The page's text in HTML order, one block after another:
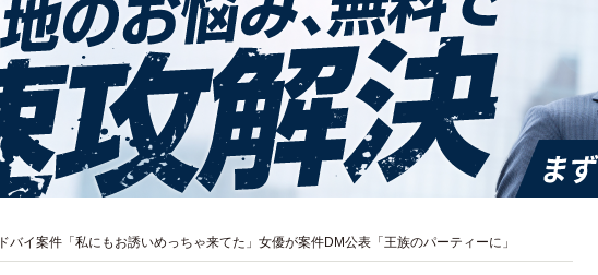
ドバイ案件「私にもお誘いめっちゃ来てた」女優が案件DM公表「王族のパーティーに」